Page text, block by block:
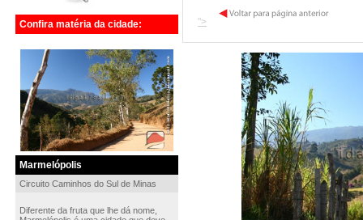
Confira matéria da cidade:
Marmelópolis
Circuito Caminhos do Sul de Minas
Diferente da fruta que lhe dá nome,
">